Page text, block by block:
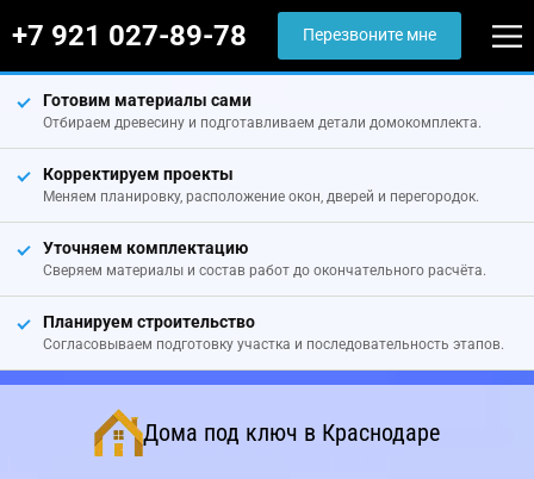
+7 921 027-89-78 Перезвоните мне
Готовим материалы сами
Отбираем древесину и подготавливаем детали домокомплекта.
Корректируем проекты
Меняем планировку, расположение окон, дверей и перегородок.
Уточняем комплектацию
Сверяем материалы и состав работ до окончательного расчёта.
Планируем строительство
Согласовываем подготовку участка и последовательность этапов.
Дома под ключ в Краснодаре